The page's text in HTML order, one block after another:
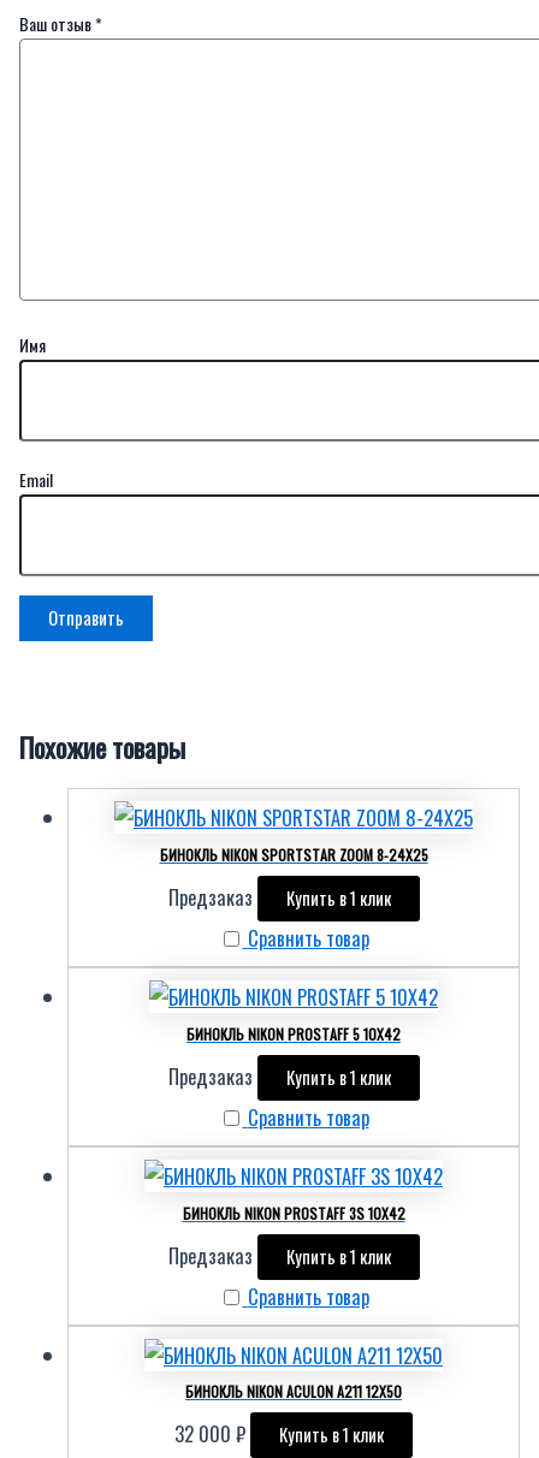
Ваш отзыв*
Имя
Email
Похожие товары
БИНОКЛЬ NIKON SPORTSTAR ZOOM 8-24X25
Предзаказ Купить в 1 клик
Сравнить товар
БИНОКЛЬ NIKON PROSTAFF 5 10X42
Предзаказ Купить в 1 клик
Сравнить товар
БИНОКЛЬ NIKON PROSTAFF 3S 10X42
Предзаказ Купить в 1 клик
Сравнить товар
БИНОКЛЬ NIKON ACULON A211 12X50
32 000 ₽ Купить в 1 клик